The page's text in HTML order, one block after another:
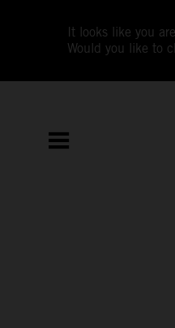
It looks like you
Would you like to